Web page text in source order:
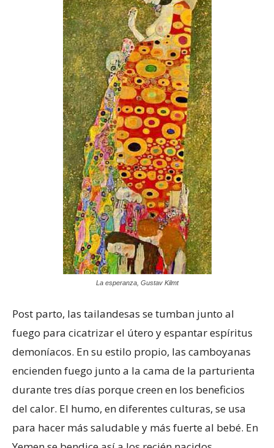
La esperanza, Gustav Kilmt
Post parto, las tailandesas se tumban junto al
fuego para cicatrizar el útero y espantar espíritus
demoníacos. En su estilo propio, las camboyanas
encienden fuego junto a la cama de la parturienta
durante tres días porque creen en los beneficios
del calor. El humo, en diferentes culturas, se usa
para hacer más saludable y más fuerte al bebé. En